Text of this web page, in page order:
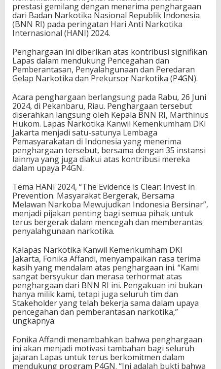
prestasi gemilang dengan menerima penghargaan
dari Badan Narkotika Nasional Republik Indonesia
(BNN RI) pada peringatan Hari Anti Narkotika
Internasional (HANI) 2024.
Penghargaan ini diberikan atas kontribusi signifikan
Lapas dalam mendukung Pencegahan dan
Pemberantasan, Penyalahgunaan dan Peredaran
Gelap Narkotika dan Prekursor Narkotika (P4GN).
Acara penghargaan berlangsung pada Rabu, 26 Juni
2024, di Pekanbaru, Riau. Penghargaan tersebut
diserahkan langsung oleh Kepala BNN RI, Marthinus
Hukom. Lapas Narkotika Kanwil Kemenkumham DKI
Jakarta menjadi satu-satunya Lembaga
Pemasyarakatan di Indonesia yang menerima
penghargaan tersebut, bersama dengan 35 instansi
lainnya yang juga diakui atas kontribusi mereka
dalam upaya P4GN.
Tema HANI 2024, “The Evidence is Clear: Invest in
Prevention. Masyarakat Bergerak, Bersama
Melawan Narkoba Mewujudkan Indonesia Bersinar”,
menjadi pijakan penting bagi semua pihak untuk
terus bergerak dalam mencegah dan memberantas
penyalahgunaan narkotika.
Kalapas Narkotika Kanwil Kemenkumham DKI
Jakarta, Fonika Affandi, menyampaikan rasa terima
kasih yang mendalam atas penghargaan ini. “Kami
sangat bersyukur dan merasa terhormat atas
penghargaan dari BNN RI ini. Pengakuan ini bukan
hanya milik kami, tetapi juga seluruh tim dan
Stakeholder yang telah bekerja sama dalam upaya
pencegahan dan pemberantasan narkotika,”
ungkapnya.
Fonika Affandi menambahkan bahwa penghargaan
ini akan menjadi motivasi tambahan bagi seluruh
jajaran Lapas untuk terus berkomitmen dalam
mendukung program P4GN. “Ini adalah bukti bahwa